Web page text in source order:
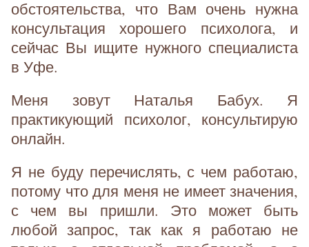
обстоятельства, что Вам очень нужна
консультация хорошего психолога, и
сейчас Вы ищите нужного специалиста
в Уфе.
Меня зовут Наталья Бабух. Я
практикующий психолог, консультирую
онлайн.
Я не буду перечислять, с чем работаю,
потому что для меня не имеет значения,
с чем вы пришли. Это может быть
любой запрос, так как я работаю не